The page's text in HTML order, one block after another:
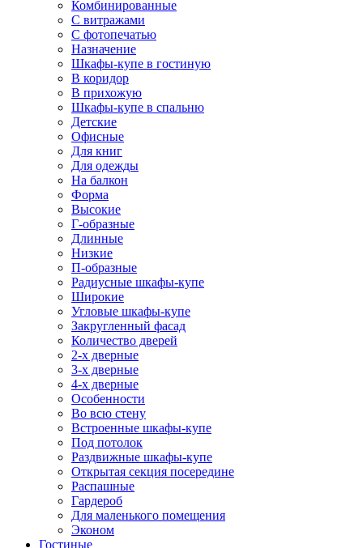
Комбинированные
С витражами
С фотопечатью
Назначение
Шкафы-купе в гостиную
В коридор
В прихожую
Шкафы-купе в спальню
Детские
Офисные
Для книг
Для одежды
На балкон
Форма
Высокие
Г-образные
Длинные
Низкие
П-образные
Радиусные шкафы-купе
Широкие
Угловые шкафы-купе
Закругленный фасад
Количество дверей
2-х дверные
3-х дверные
4-х дверные
Особенности
Во всю стену
Встроенные шкафы-купе
Под потолок
Раздвижные шкафы-купе
Открытая секция посередине
Распашные
Гардероб
Для маленького помещения
Эконом
Гостиные